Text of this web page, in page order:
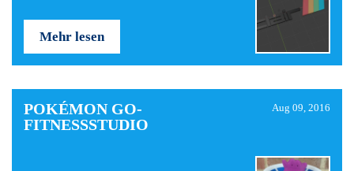
Mehr lesen
POKÉMON GO-
FITNESSSTUDIO
Aug 09, 2016